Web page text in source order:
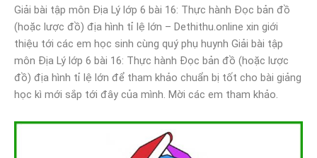
Giải bài tập môn Địa Lý lớp 6 bài 16: Thực hành Đọc bản đồ
(hoặc lược đồ) địa hình tỉ lệ lớn – Dethithu.online xin giới
thiệu tới các em học sinh cùng quý phụ huynh Giải bài tập
môn Địa Lý lớp 6 bài 16: Thực hành Đọc bản đồ (hoặc lược
đồ) địa hình tỉ lệ lớn để tham khảo chuẩn bị tốt cho bài giảng
học kì mới sắp tới đây của mình. Mời các em tham khảo.